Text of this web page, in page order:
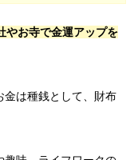
やお寺で金運アップを
金は種銭として、財布